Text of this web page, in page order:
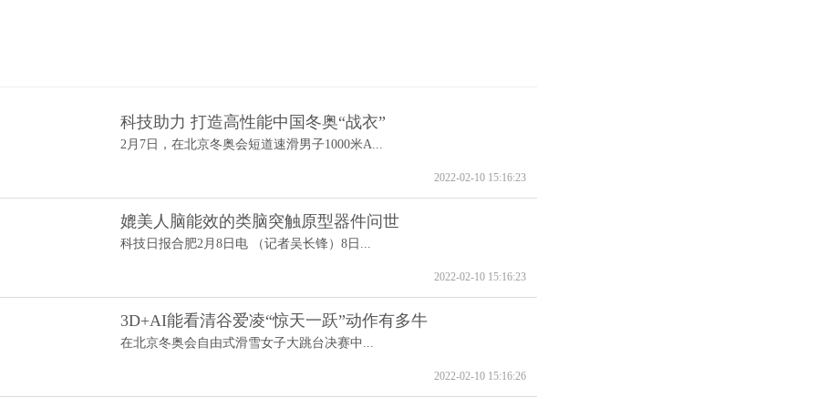
科技助力 打造高性能中国冬奥“战衣”
2月7日，在北京冬奥会短道速滑男子1000米A...
2022-02-10 15:16:23
媲美人脑能效的类脑突触原型器件问世
科技日报合肥2月8日电 （记者吴长锋）8日...
2022-02-10 15:16:23
3D+AI能看清谷爱凌“惊天一跃”动作有多牛
在北京冬奥会自由式滑雪女子大跳台决赛中...
2022-02-10 15:16:26